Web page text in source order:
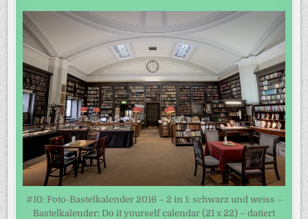
#10: Foto-Bastelkalender 2016 – 2 in 1: schwarz und weiss –
Bastelkalender: Do it yourself calendar (21 x 22) – datiert